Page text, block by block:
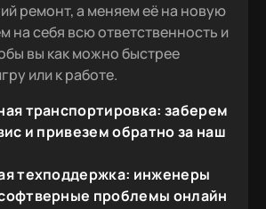
ремонт, а меняем её на новую
на себя всю ответственность и
вы как можно быстрее
или к работе.
транспортировка: заберем
и привезем обратно за наш
техподдержка: инженеры
проблемы онлайн